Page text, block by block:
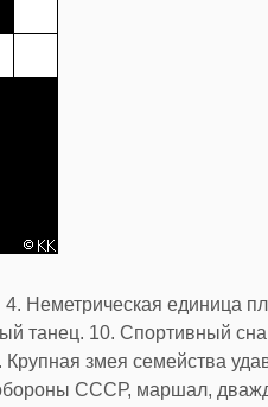
Неметрическая единица
танец. 10. Спортивный
змея семейства
СССР, маршал,